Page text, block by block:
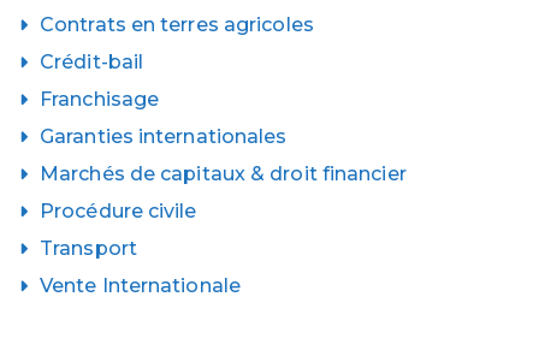
Contrats en terres agricoles
Crédit-bail
Franchisage
Garanties internationales
Marchés de capitaux & droit financier
Procédure civile
Transport
Vente Internationale